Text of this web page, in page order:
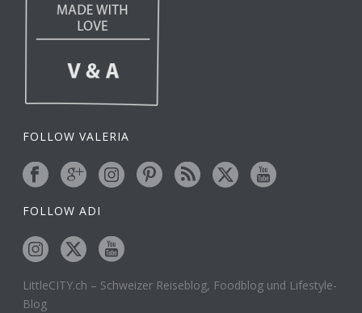
FOLLOW VALERIA
FOLLOW ADI
LittleCITY.ch – Schweizer Reiseblog, Foodblog und Lifestyle-
Blog